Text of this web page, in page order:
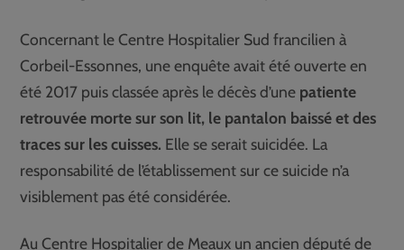
Concernant le Centre Hospitalier Sud francilien à
Corbeil-Essonnes, une enquête avait été ouverte en
été 2017 puis classée après le décès d’une patiente
retrouvée morte sur son lit, le pantalon baissé et des
traces sur les cuisses. Elle se serait suicidée. La
responsabilité de l’établissement sur ce suicide n’a
visiblement pas été considérée.
Au Centre Hospitalier de Meaux un ancien député de